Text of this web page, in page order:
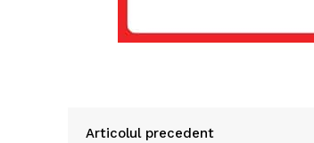
Articolul precedent